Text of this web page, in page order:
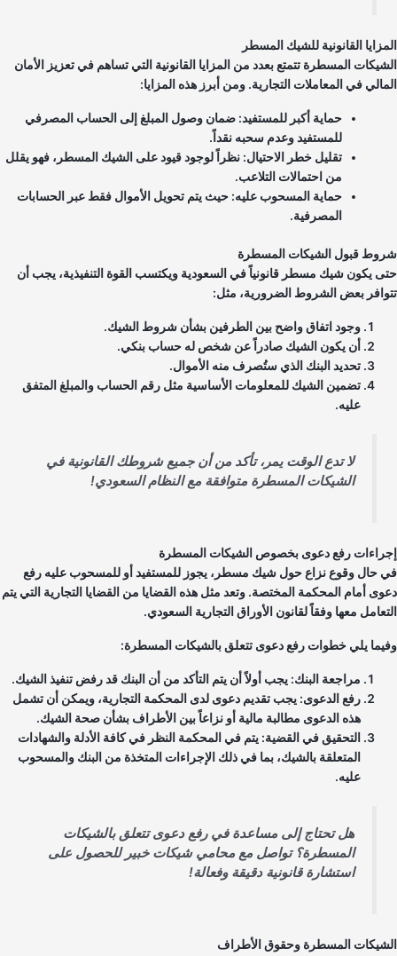
القانونية للشيك المسطر
المسطرة تتمتع بعدد من المزايا القانونية التي تساهم في تعزيز الأمان
في المعاملات التجارية. ومن أبرز هذه المزايا:
حماية أكبر للمستفيد: ضمان وصول المبلغ إلى الحساب المصرفي
للمستفيد وعدم سحبه نقداً.
تقليل خطر الاحتيال: نظراً لوجود قيود على الشيك المسطر، فهو يقلل
من احتمالات التلاعب.
حماية المسحوب عليه: حيث يتم تحويل الأموال فقط عبر الحسابات
المصرفية.
قبول الشيكات المسطرة
يكون شيك مسطر قانونياً في السعودية ويكتسب القوة التنفيذية، يجب أن
بعض الشروط الضرورية، مثل:
وجود اتفاق واضح بين الطرفين بشأن شروط الشيك.
أن يكون الشيك صادراً عن شخص له حساب بنكي.
تحديد البنك الذي ستُصرف منه الأموال.
تضمين الشيك للمعلومات الأساسية مثل رقم الحساب والمبلغ المتفق
عليه.
لا تدع الوقت يمر، تأكد من أن جميع شروطك القانونية في
الشيكات المسطرة متوافقة مع النظام السعودي!
رفع دعوى بخصوص الشيكات المسطرة
حال وقوع نزاع حول شيك مسطر، يجوز للمستفيد أو للمسحوب عليه رفع
أمام المحكمة المختصة. وتعد مثل هذه القضايا من القضايا التجارية التي يتم
معها وفقاً لقانون الأوراق التجارية السعودي.
يلي خطوات رفع دعوى تتعلق بالشيكات المسطرة:
مراجعة البنك: يجب أولاً أن يتم التأكد من أن البنك قد رفض تنفيذ الشيك.
رفع الدعوى: يجب تقديم دعوى لدى المحكمة التجارية، ويمكن أن تشمل
هذه الدعوى مطالبة مالية أو نزاعاً بين الأطراف بشأن صحة الشيك.
التحقيق في القضية: يتم في المحكمة النظر في كافة الأدلة والشهادات
المتعلقة بالشيك، بما في ذلك الإجراءات المتخذة من البنك والمسحوب
عليه.
هل تحتاج إلى مساعدة في رفع دعوى تتعلق بالشيكات
المسطرة؟ تواصل مع محامي شيكات خبير للحصول على
استشارة قانونية دقيقة وفعالة!
المسطرة وحقوق الأطراف